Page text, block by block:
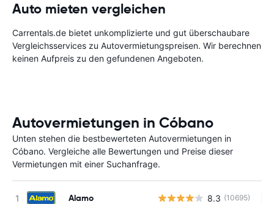
Auto mieten vergleichen
Carrentals.de bietet unkomplizierte und gut überschaubare
Vergleichsservices zu Autovermietungspreisen. Wir berechnen
keinen Aufpreis zu den gefundenen Angeboten.
Autovermietungen in Cóbano
Unten stehen die bestbewerteten Autovermietungen in
Cóbano. Vergleiche alle Bewertungen und Preise dieser
Vermietungen mit einer Suchanfrage.
Alamo 8.3 (10695)